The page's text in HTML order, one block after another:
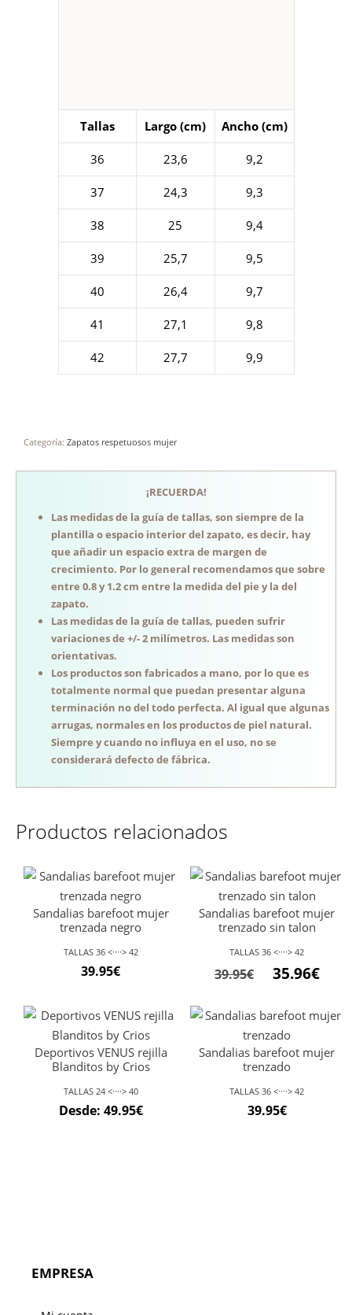
Tallas Largo (cm) Ancho (cm)
36 23,6 9,2
37 24,3 9,3
38 25 9,4
39 25,7 9,5
40 26,4 9,7
41 27,1 9,8
42 27,7 9,9
Categoría: Zapatos respetuosos mujer
¡RECUERDA!
Las medidas de la guía de tallas, son siempre de la
plantilla o espacio interior del zapato, es decir, hay
que añadir un espacio extra de margen de
crecimiento. Por lo general recomendamos que sobre
entre 0.8 y 1.2 cm entre la medida del pie y la del
zapato.
Las medidas de la guía de tallas, pueden sufrir
variaciones de +/- 2 milímetros. Las medidas son
orientativas.
Los productos son fabricados a mano, por lo que es
totalmente normal que puedan presentar alguna
terminación no del todo perfecta. Al igual que algunas
arrugas, normales en los productos de piel natural.
Siempre y cuando no influya en el uso, no se
considerará defecto de fábrica.
Productos relacionados
Sandalias barefoot mujer
trenzada negro
TALLAS 36 <····> 42
39.95€
Sandalias barefoot mujer
trenzado sin talon
TALLAS 36 <····> 42
39.95€
El
original
era:
39.95€.
35.96€El
Deportivos VENUS rejilla
Blanditos by Crios
TALLAS 24 <····> 40
Desde: 49.95€
Sandalias barefoot mujer
trenzado
TALLAS 36 <····> 42
39.95€
EMPRESA